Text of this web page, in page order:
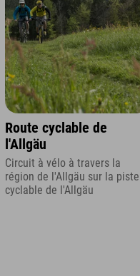
Route cyclable de
l'Allgäu
Circuit à vélo à travers la
région de l'Allgäu sur la piste
cyclable de l'Allgäu